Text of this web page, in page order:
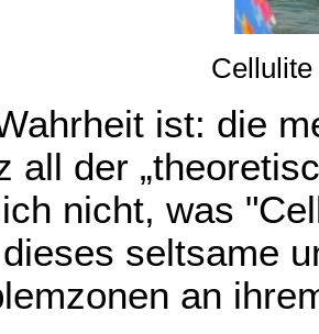
ist: die
all der
nicht, was
seltsame
an